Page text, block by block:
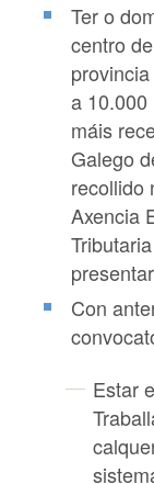
Ter o
centro
a 10.000
máis
Galego
recollido
Axencia
Con
Estar